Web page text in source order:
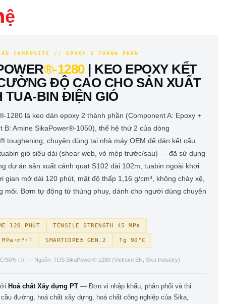
COMPOSITE // EPOXY 2 THÀNH PHẦN
®-1280| KEO EPOXY KẾT
ĐỘ CAO CHO SẢN XUẤT
TUA-BIN ĐIỆN GIÓ
1280 là keo dán epoxy 2 thành phần (Component A: Epoxy +
B: Amine SikaPower®-1050), thế hệ thứ 2 của dòng
toughening, chuyên dùng tại nhà máy OEM để dán kết cấu
gió siêu dài (shear web, vỏ mép trước/sau) — đã sử dụng
dự án sản xuất cánh quạt S102 dài 102m, tuabin ngoài khơi
gian mở dài 120 phút, mật độ thấp 1,16 g/cm³, không chảy xệ,
môi. Bơm tự động từ thùng phuy, dành cho người dùng chuyên
120 PHÚT TENSILE STRENGTH 45 MPa
SMARTCORE® GEN.2 Tg 90°C
50% r.h. — Nguồn: TDS SikaPower®-1280 (Vietnam EN, Sika Industry)
Hoá chất Xây dựng PT — Đơn vị nhập khẩu, phân phối và thi
đường, hoá chất xây dựng, hoá chất công nghiệp của Sika,